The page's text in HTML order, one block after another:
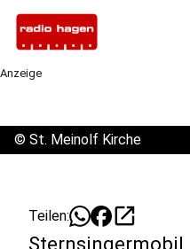
Anzeige
© St. Meinolf Kirche
Teilen: open_in_new
Sternsingermobil